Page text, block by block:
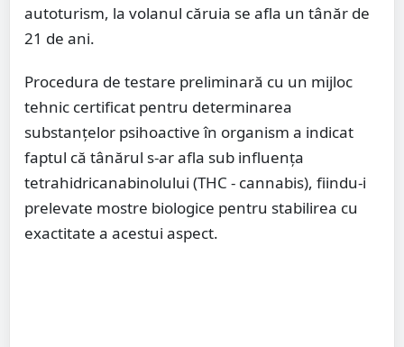
autoturism, la volanul căruia se afla un tânăr de
21 de ani.
Procedura de testare preliminară cu un mijloc
tehnic certificat pentru determinarea
substanțelor psihoactive în organism a indicat
faptul că tânărul s-ar afla sub influența
tetrahidricanabinolului (THC - cannabis), fiindu-i
prelevate mostre biologice pentru stabilirea cu
exactitate a acestui aspect.